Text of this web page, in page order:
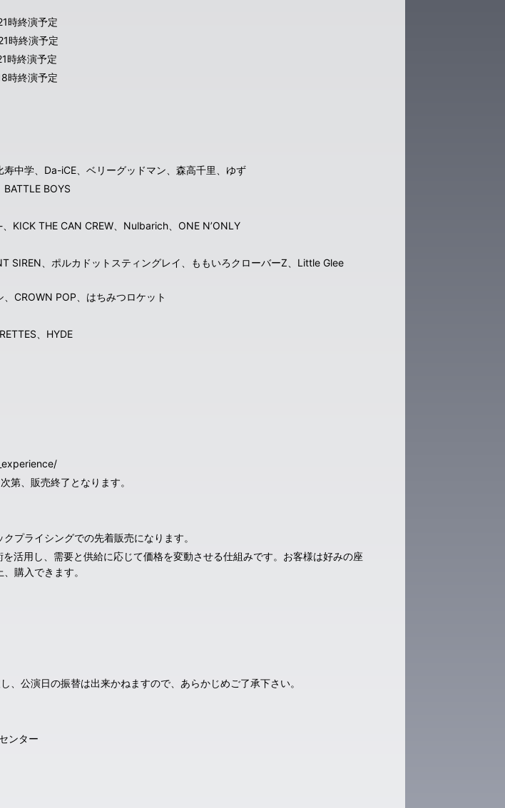
時終演予定
時終演予定
時終演予定
時終演予定
中学、Da-iCE、ベリーグッドマン、森高千里、ゆず
BATTLE BOYS
KICK THE CAN CREW、Nulbarich、ONE N’ONLY
SIREN、ポルカドットスティングレイ、ももいろクローバーZ、Little Glee
、CROWN POP、はちみつロケット
、HYDE
第、販売終了となります。
プライシングでの先着販売になります。
活用し、需要と供給に応じて価格を変動させる仕組みです。お客様は好みの座
購入できます。
、公演日の振替は出来かねますので、あらかじめご了承下さい。
ンター